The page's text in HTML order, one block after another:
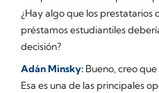
¿Hay algo que los prestatarios
préstamos estudiantiles
decisión?
Adán Minsky: Bueno, creo
Esa es una de las principales